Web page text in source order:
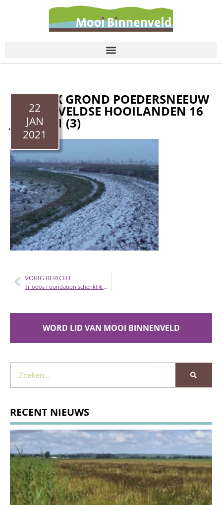
22
JAN
2021
PAD DIJK GROND POEDERSNEEUW
BINNENVELDSE HOOILANDEN 16
JAN 2021 (3)
VORIG BERICHT
Triodos Foundation schenkt € 5.000
WORD LID VAN MOOI BINNENVELD
RECENT NIEUWS